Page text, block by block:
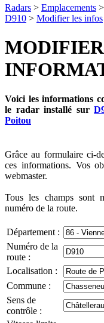
Radars > Emplacements >
D910 > Modifier les infos
Voici les informations
le radar installé sur
Poitou
Grâce au formulaire ci-
ces informations. Vos
webmaster.
Tous les champs sont
numéro de la route.
Département :
Numéro de la
route :
Localisation :
Commune :
Sens de
contrôle :